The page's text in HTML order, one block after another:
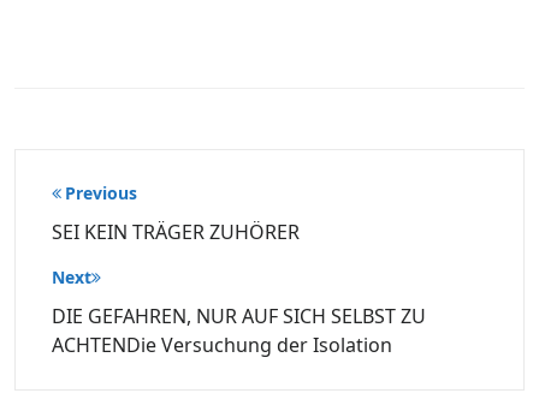
Beitragsnavigation
Previous
SEI KEIN TRÄGER ZUHÖRER
Next
DIE GEFAHREN, NUR AUF SICH SELBST ZU
ACHTENDie Versuchung der Isolation